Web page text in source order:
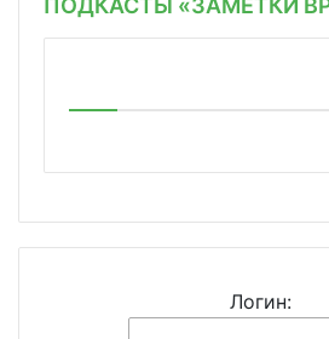
ПОДКАСТЫ «ЗАМЕТКИ
Логин: